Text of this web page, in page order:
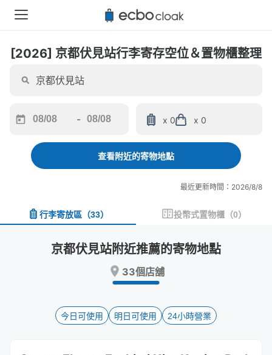
[2026] 京都伏見站行李寄存空位＆置物櫃整理
forward
interact
and
date.
-
backward
interact
and
a
date.
Press
key
to
x 0 x 0
查看附近的寄物地點
最近更新時間：2026/8/8
行李寄放區 （33） 投幣式置物櫃 （0）
京都伏見站附近推薦的寄物地點
33個店舖
今日可使用 明日可使用 24小時營業